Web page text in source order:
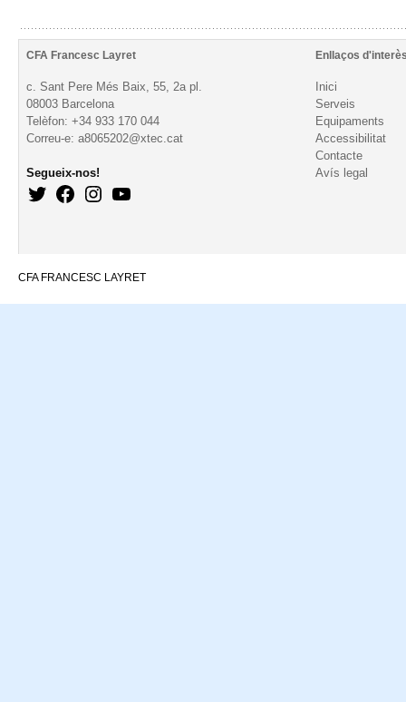
CFA Francesc Layret Enllaços
c. Sant Pere Més Baix, 55, 2a pl.
08003 Barcelona
Telèfon: +34 933 170 044
Correu-e: a8065202@xtec.cat
Segueix-nos!
Inici
Serveis
Equipaments
Accessibilitat
Contacte
Avís legal
CFA FRANCESC LAYRET